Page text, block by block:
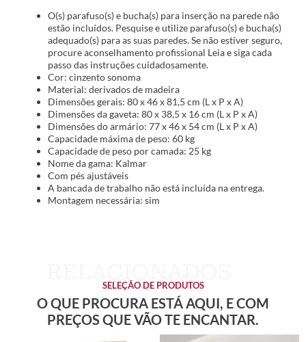
O(s) parafuso(s) e bucha(s) para inserção na parede não
estão incluídos. Pesquise e utilize parafuso(s) e bucha(s)
adequado(s) para as suas paredes. Se não estiver seguro,
procure aconselhamento profissional Leia e siga cada
passo das instruções cuidadosamente.
Cor: cinzento sonoma
Material: derivados de madeira
Dimensões gerais: 80 x 46 x 81,5 cm (L x P x A)
Dimensões da gaveta: 80 x 38,5 x 16 cm (L x P x A)
Dimensões do armário: 77 x 46 x 54 cm (L x P x A)
Capacidade máxima de peso: 60 kg
Capacidade de peso por camada: 25 kg
Nome da gama: Kalmar
Com pés ajustáveis
A bancada de trabalho não está incluída na entrega.
Montagem necessária: sim
SELEÇÃO DE PRODUTOS
O QUE PROCURA ESTÁ AQUI, E COM
PREÇOS QUE VÃO TE ENCANTAR.